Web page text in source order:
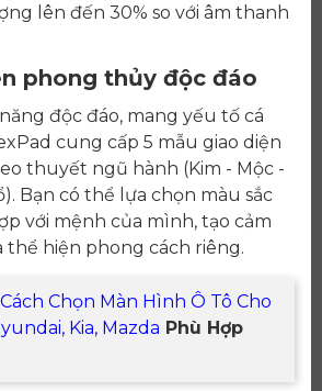
lên đến 30% so với âm thanh
phong thủy độc đáo
độc đáo, mang yếu tố cá
cung cấp 5 mẫu giao diện
thuyết ngũ hành (Kim - Mộc -
Bạn có thể lựa chọn màu sắc
với mệnh của mình, tạo cảm
thể hiện phong cách riêng.
Cách Chọn Màn Hình Ô Tô Cho
Kia, Mazda Phù Hợp